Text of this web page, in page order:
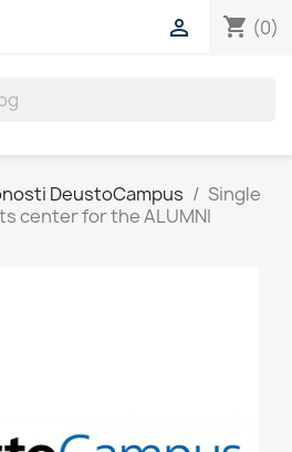
shopping_cart (0)

DeustoCampus
Single
center for the ALUMNI